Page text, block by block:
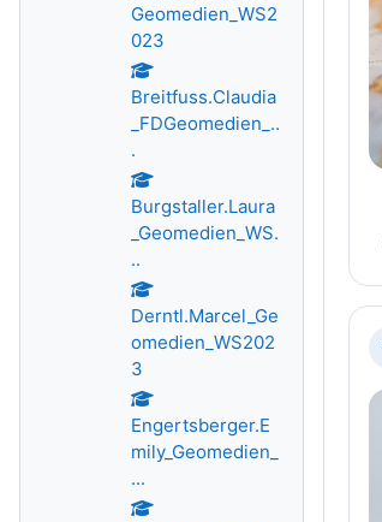
Geomedien_WS2
023
Breitfuss.Claudia
_FDGeomedien_..
.
Burgstaller.Laura
_Geomedien_WS.
..
Derntl.Marcel_Ge
omedien_WS202
3
Engertsberger.E
mily_Geomedien_
...